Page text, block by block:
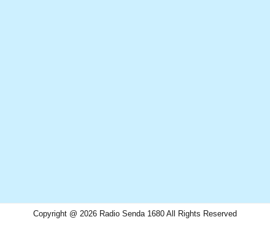
Copyright @ 2026 Radio Senda 1680 All Rights Reserved